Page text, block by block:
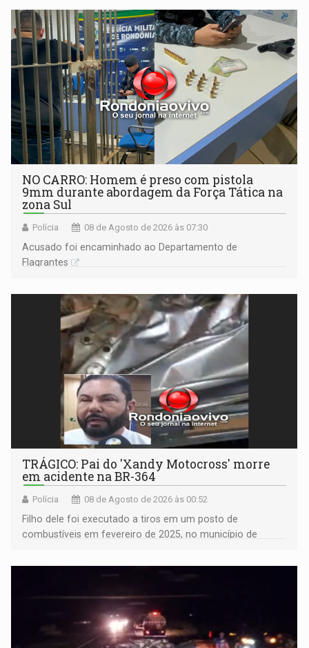
NO CARRO: Homem é preso com pistola
9mm durante abordagem da Força Tática na
zona Sul
Polícia 08 de Agosto de 2026 às 07:30
Acusado foi encaminhado ao Departamento de
Flagrantes
TRÁGICO: Pai do 'Xandy Motocross' morre
em acidente na BR-364
Polícia 08 de Agosto de 2026 às 00:52
Filho dele foi executado a tiros em um posto de
combustíveis em fevereiro de 2025, no município de